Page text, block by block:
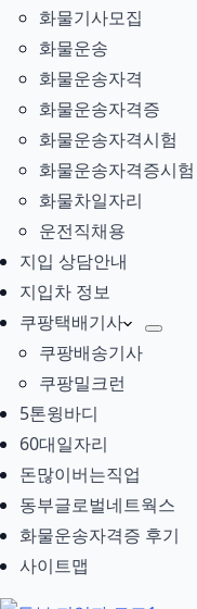
화물기사모집
화물운송
화물운송자격
화물운송자격증
화물운송자격시험
화물운송자격증시험
화물차일자리
운전직채용
지입 상담안내
지입차 정보
쿠팡택배기사
쿠팡배송기사
쿠팡밀크런
5톤윙바디
60대일자리
돈많이버는직업
동부글로벌네트웍스
화물운송자격증 후기
사이트맵